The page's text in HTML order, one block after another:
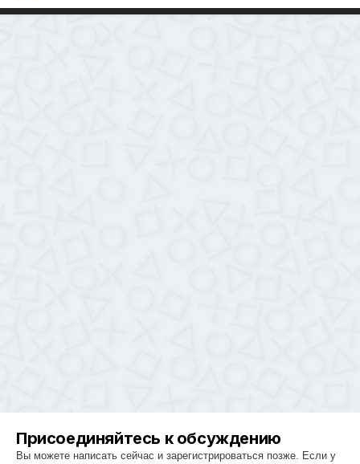
Присоединяйтесь к обсуждению
Вы можете написать сейчас и зарегистрироваться позже. Если у